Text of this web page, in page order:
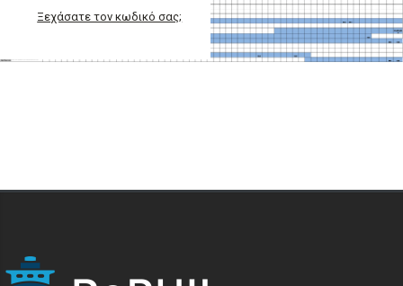
Ξεχάσατε τον κωδικό σας;